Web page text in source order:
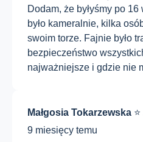
Dodam, że byłyśmy po
było kameralnie, kilka
swoim torze. Fajnie było
bezpieczeństwo
najważniejsze i gdzie nie
Małgosia Tokarzewska
9 miesięcy temu